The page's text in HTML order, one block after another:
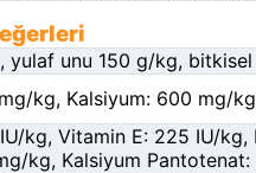
yulaf unu 150 g/kg,
kg, Kalsiyum: 600 mg/
kg, Vitamin E: 225 IU/
kg, Kalsiyum